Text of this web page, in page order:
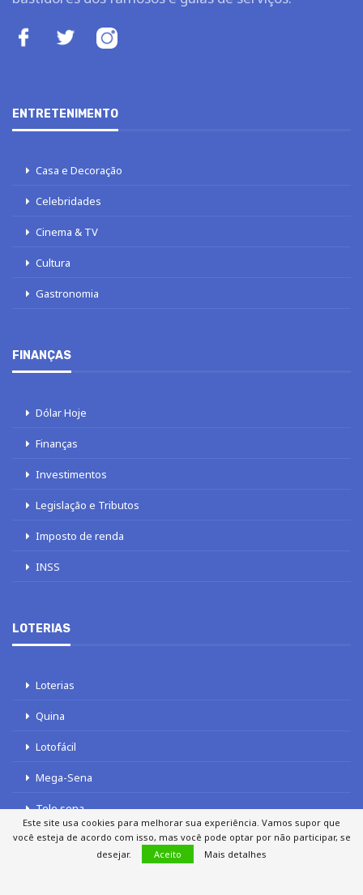
ENTRETENIMENTO
Casa e Decoração
Celebridades
Cinema & TV
Cultura
Gastronomia
FINANÇAS
Dólar Hoje
Finanças
Investimentos
Legislação e Tributos
Imposto de renda
INSS
LOTERIAS
Loterias
Quina
Lotofácil
Mega-Sena
Tele sena
Este site usa cookies para melhorar sua experiência. Vamos supor que
você esteja de acordo com isso, mas você pode optar por não participar, se
desejar.
Aceito Mais detalhes